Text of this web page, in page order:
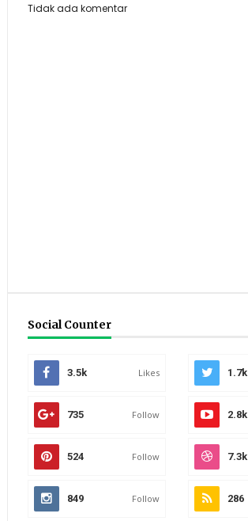
Tidak ada komentar
Social Counter
3.5k Likes 1.7k
735 Follow 2.8k
524 Follow 7.3k
849 Follow 286